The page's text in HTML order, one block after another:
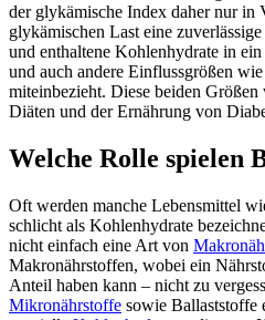
der glykämische Index daher nur in
glykämischen Last eine
und enthaltene Kohlenhydrate in
und auch andere Einflussgrößen
miteinbezieht. Diese beiden
Diäten und der Ernährung von
Welche Rolle spielen
Oft werden manche Lebensmittel
schlicht als Kohlenhydrate
nicht einfach eine Art von
Makronährstoffen, wobei ein
Anteil haben kann – nicht zu
Mikronährstoffe sowie Ballaststoffe